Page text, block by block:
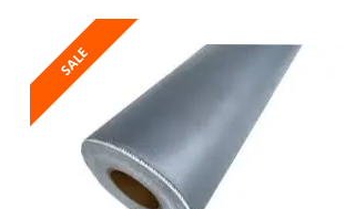
SALE